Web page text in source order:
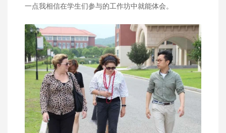
一点我相信在学生们参与的工作坊中就能体会。